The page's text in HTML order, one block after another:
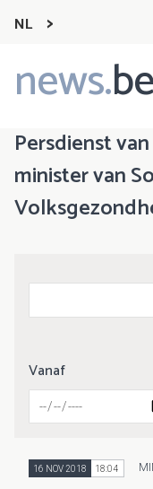
NL
news.
Main
navigation
Persdienst
minister van
Vanaf
16 NOV 2018 18:04